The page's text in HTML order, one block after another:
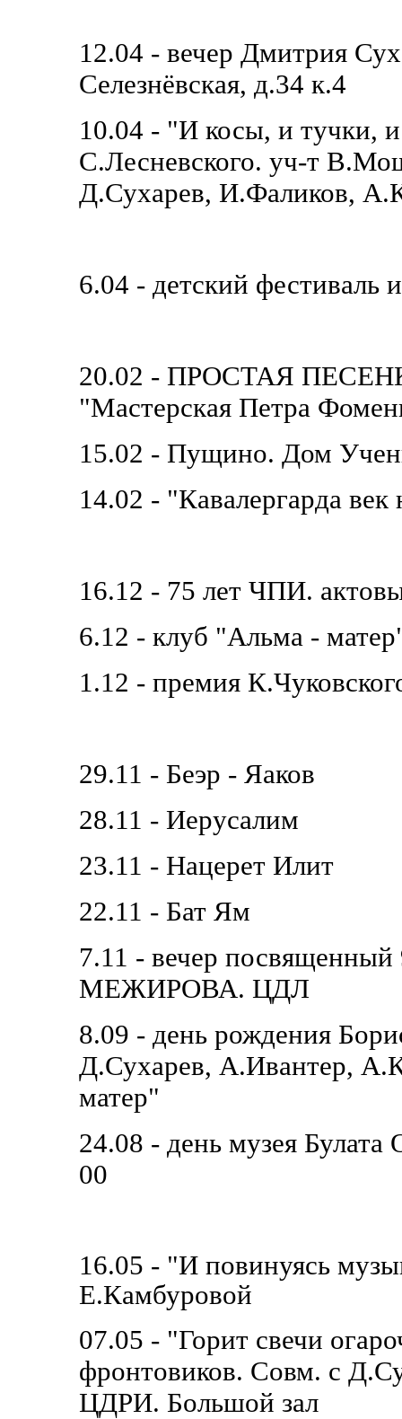
12.04 - вечер Дмитрия
Селезнёвская, д.34 к.4
10.04 - "И косы, и тучки,
С.Лесневского. уч-т
Д.Сухарев, И.Фаликов,
6.04 - детский
20.02 - ПРОСТАЯ
"Мастерская Петра
15.02 - Пущино. Дом
14.02 - "Кавалергарда
16.12 - 75 лет ЧПИ.
6.12 - клуб "Альма -
1.12 - премия
29.11 - Беэр - Яаков
28.11 - Иерусалим
23.11 - Нацерет Илит
22.11 - Бат Ям
7.11 - вечер
МЕЖИРОВА. ЦДЛ
8.09 - день рождения
Д.Сухарев, А.Ивантер,
матер"
24.08 - день музея
00
16.05 - "И повинуясь
Е.Камбуровой
07.05 - "Горит свечи
фронтовиков. Совм. с
ЦДРИ. Большой зал